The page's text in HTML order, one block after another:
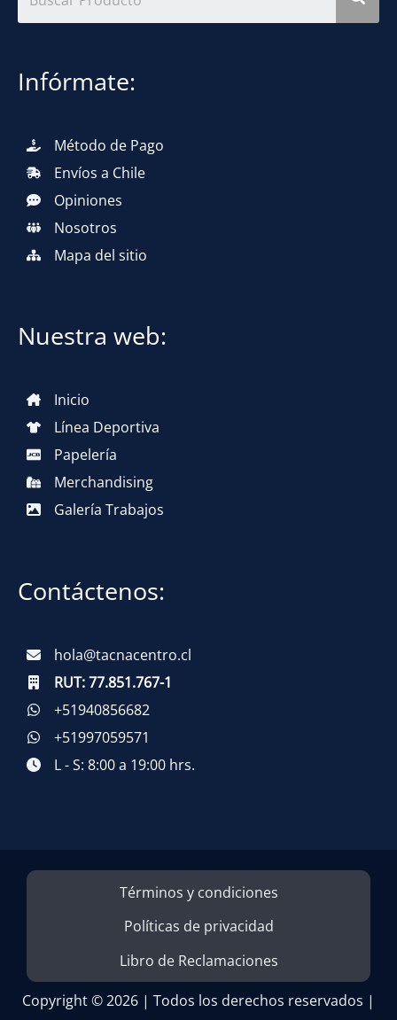
Infórmate:
Método de Pago
Envíos a Chile
Opiniones
Nosotros
Mapa del sitio
Nuestra web:
Inicio
Línea Deportiva
Papelería
Merchandising
Galería Trabajos
Contáctenos:
hola@tacnacentro.cl
RUT:77.851.767-1
+51940856682
+51997059571
L - S: 8:00 a 19:00 hrs.
Términos y condiciones
Políticas de privacidad
Libro de Reclamaciones
Copyright © 2026 | Todos los derechos reservados |